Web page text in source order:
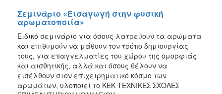
Σεμινάριο «Εισαγωγή στην φυσική
αρωματοποιία»
Ειδικό σεμινάριο για όσους λατρεύουν τα αρώματα
και επιθυμούν να μάθουν τον τρόπο δημιουργίας
τους, για επαγγελματίες του χώρου της ομορφιάς
και αισθητικής, αλλά και όσους θέλουν να
εισέλθουν στον επιχειρηματικό κόσμο των
αρωμάτων, υλοποιεί το ΚΕΚ ΤΕΧΝΙΚΕΣ ΣΧΟΛΕΣ